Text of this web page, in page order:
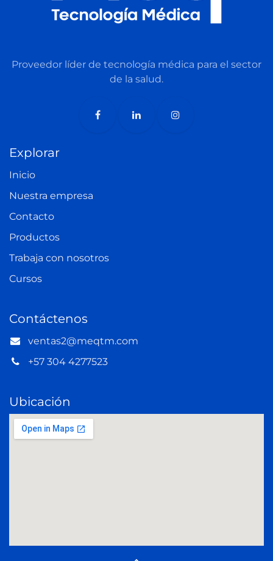
Proveedor líder de tecnología médica para el sector
de la salud.
Explorar
Inicio
Nuestra empresa
Contacto​
Productos
Trabaja con nosotros
Cursos
Contáctenos
ventas2@meqtm.com
+57 304 4277523
Ubicación